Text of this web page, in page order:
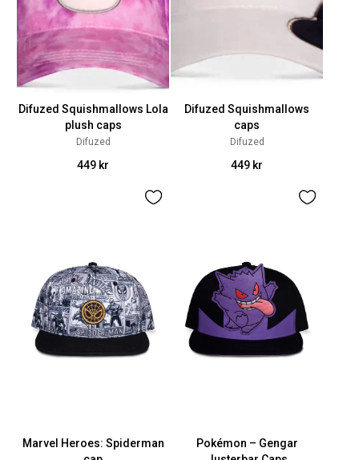
Difuzed Squishmallows Lola
plush caps
Difuzed
449 kr
Difuzed Squishmallows
caps
Difuzed
449 kr
Marvel Heroes: Spiderman
Pokémon – Gengar